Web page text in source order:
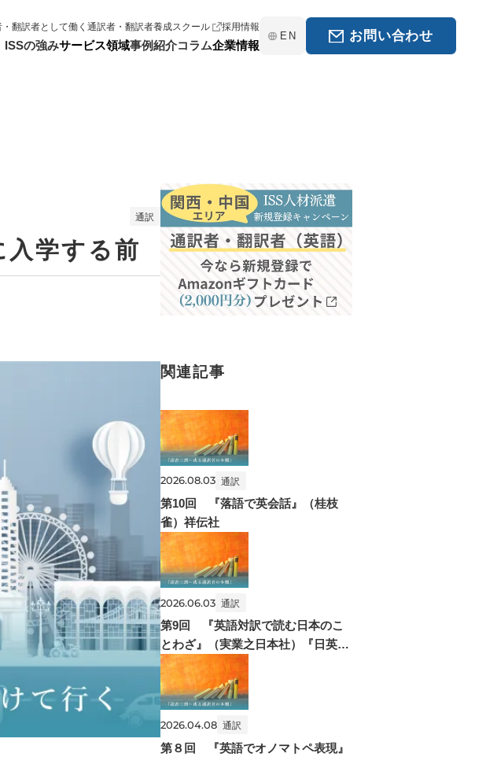
・翻訳者として働く通訳者・翻訳者養成スクール 採用情報
ISSの強みサービス領域事例紹介コラム企業情報
EN お問い合わせ
通訳
入学する前
関連記事
2026.08.03 通訳
第10回 『落語で英会話』（桂枝
雀）祥伝社
2026.06.03 通訳
第9回 『英語対訳で読む日本のこ
とわざ』（実業之日本社）『日英比
較ことわざ事典』（創元社）
2026.04.08 通訳
第８回 『英語でオノマトペ表現』